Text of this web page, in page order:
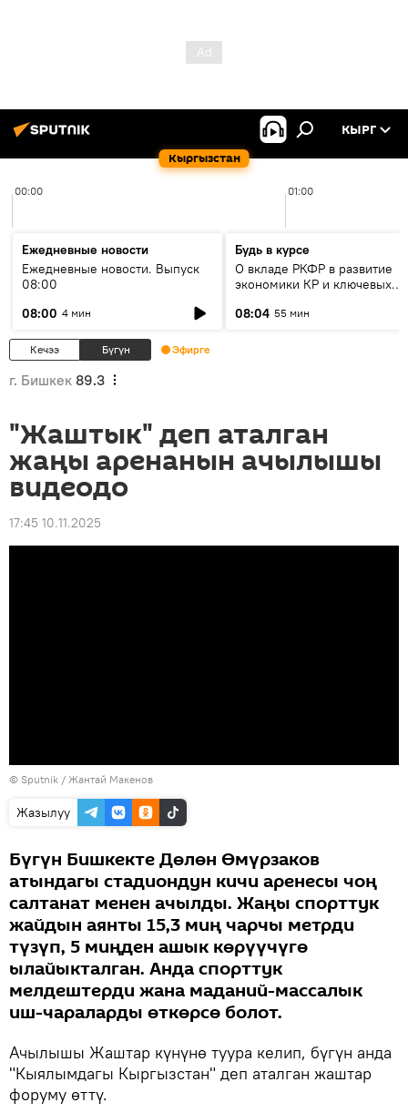
Кыргызстан
КЫРГ
00:00 01:00
Ежедневные новости
Ежедневные новости. Выпуск
08:00
08:00 4 мин
Будь в курсе
О вкладе РКФР в развитие
экономики КР и ключевых
08:04 55 мин
Кечээ Бүгүн Эфирге
г. Бишкек 89.3
"Жаштык" деп аталган
жаңы аренанын ачылышы
видеодо
17:45 10.11.2025
© Sputnik / Жантай Макенов
Жазылуу
Бүгүн Бишкекте Дөлөн Өмүрзаков
атындагы стадиондун кичи аренесы чоң
салтанат менен ачылды. Жаңы спорттук
жайдын аянты 15,3 миң чарчы метрди
түзүп, 5 миңден ашык көрүүчүгө
ылайыкталган. Анда спорттук
мелдештерди жана маданий-массалык
иш-чараларды өткөрсө болот.
Ачылышы Жаштар күнүнө туура келип, бүгүн анда
"Кыялымдагы Кыргызстан" деп аталган жаштар
форуму өттү.